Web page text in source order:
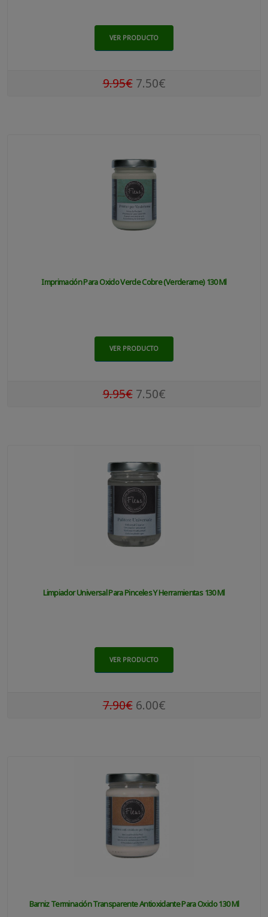
VER PRODUCTO
9.95€7.50€
Imprimación Para Oxido Verde Cobre (verderame) 130 Ml
VER PRODUCTO
9.95€7.50€
Limpiador Universal Para Pinceles Y Herramientas 130 Ml
VER PRODUCTO
7.90€6.00€
Barniz Terminación Transparente Antioxidante Para Oxido 130 Ml